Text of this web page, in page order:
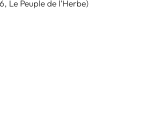
Le Peuple de l’Herbe)